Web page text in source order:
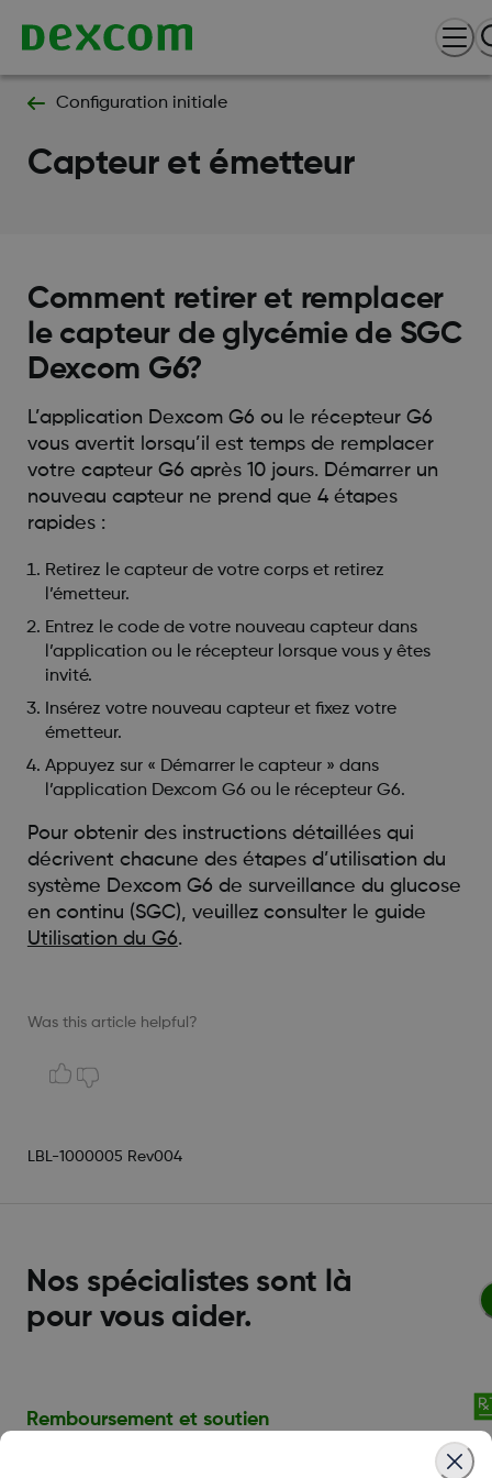
Configuration initiale
Capteur et émetteur
Comment retirer et remplacer
le capteur de glycémie de SGC
Dexcom G6?
L’application Dexcom G6 ou le récepteur G6
vous avertit lorsqu’il est temps de remplacer
votre capteur G6 après 10 jours. Démarrer un
nouveau capteur ne prend que 4 étapes
rapides :
Retirez le capteur de votre corps et retirez
l’émetteur.
Entrez le code de votre nouveau capteur dans
l’application ou le récepteur lorsque vous y êtes
invité.
Insérez votre nouveau capteur et fixez votre
émetteur.
Appuyez sur « Démarrer le capteur » dans
l’application Dexcom G6 ou le récepteur G6.
Pour obtenir des instructions détaillées qui
décrivent chacune des étapes d’utilisation du
système Dexcom G6 de surveillance du glucose
en continu (SGC), veuillez consulter le guide
Utilisation du G6.
Was this article helpful?
LBL-1000005 Rev004
Nos spécialistes sont là
pour vous aider.
Remboursement et soutien